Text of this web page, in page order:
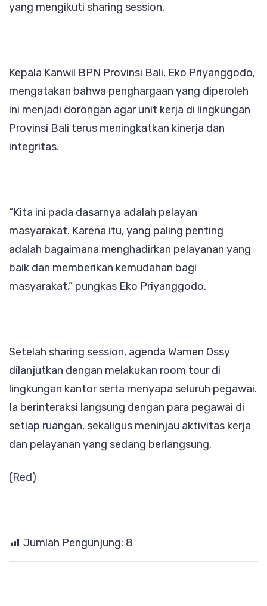
yang mengikuti sharing session.
Kepala Kanwil BPN Provinsi Bali, Eko Priyanggodo,
mengatakan bahwa penghargaan yang diperoleh
ini menjadi dorongan agar unit kerja di lingkungan
Provinsi Bali terus meningkatkan kinerja dan
integritas.
“Kita ini pada dasarnya adalah pelayan
masyarakat. Karena itu, yang paling penting
adalah bagaimana menghadirkan pelayanan yang
baik dan memberikan kemudahan bagi
masyarakat,” pungkas Eko Priyanggodo.
Setelah sharing session, agenda Wamen Ossy
dilanjutkan dengan melakukan room tour di
lingkungan kantor serta menyapa seluruh pegawai.
Ia berinteraksi langsung dengan para pegawai di
setiap ruangan, sekaligus meninjau aktivitas kerja
dan pelayanan yang sedang berlangsung.
(Red)
Jumlah Pengunjung: 8